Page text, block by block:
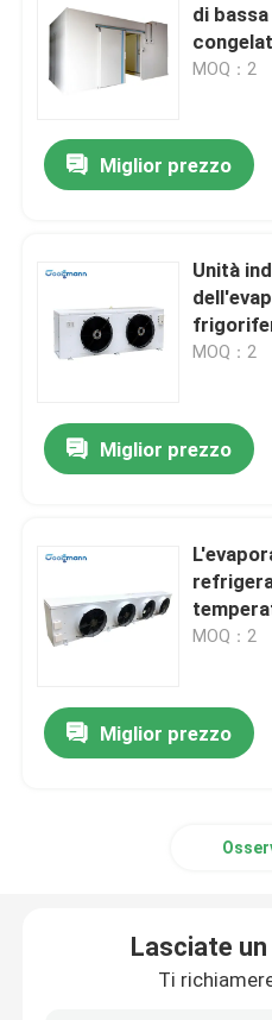
di
MOQ：2
Miglior prezzo
Unità
MOQ：2
Miglior prezzo
MOQ：2
Miglior prezzo
Lasciate
Ti